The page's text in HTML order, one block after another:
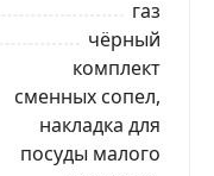
газ
чёрный
комплект
сменных сопел,
накладка для
посуды малого